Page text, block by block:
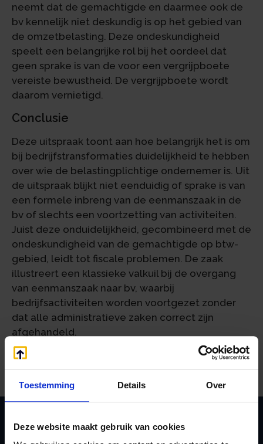
Toestemming Details Over
Deze website maakt gebruik van cookies
neemt dat de gemachtigde en daarmee ook de
bv kennelijk niet deskundig is op het gebied van
de omzetbelasting. Deze ondeskundigheid
speelt een belangrijke rol bij het oordeel dat
geen sprake is van de voor een vergrijpboete
vereiste bewustheid. De vergrijpboete wordt
daarom vernietigd.
Conclusie
Deze uitspraak toont aan hoe belangrijk het is om
bij bedrijfstransformaties duidelijkheid te hebben
over wie de belastingplichtige ondernemer is. Uit
de uitspraak blijkt niet eenduidig of sprake is van
een formele inbreng van de eenmanszaak in de
bv of slechts een voortzetting van activiteiten.
Juist deze onduidelijkheid, gecombineerd met de
ondeskundigheid van de gemachtigde op btw-
gebied, leidt tot fiscale problemen. De zaak
illustreert een klassieke valkuil bij de overgang
van eenmanszaak naar bv, waarbij
bedrijfsactiviteiten worden voortgezet zonder
dat alle administratieve zaken correct zijn
afgehandeld.
Bron:Rechtbank Zeeland-West-Brabant | jurisprudentie |